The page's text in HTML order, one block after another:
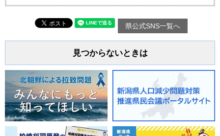
県公式SNS一覧へ
見つからないときは